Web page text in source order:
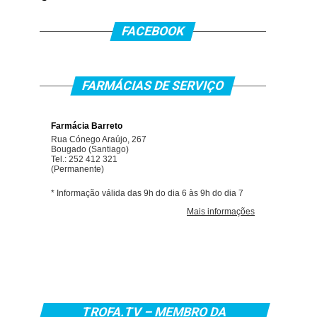
FACEBOOK
FARMÁCIAS DE SERVIÇO
TROFA.TV – MEMBRO DA